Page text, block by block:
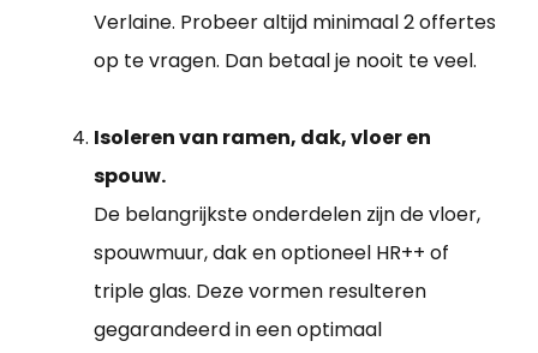
Verlaine. Probeer altijd minimaal 2 offertes
op te vragen. Dan betaal je nooit te veel.
Isoleren van ramen, dak, vloer en
spouw.
De belangrijkste onderdelen zijn de vloer,
spouwmuur, dak en optioneel HR++ of
triple glas. Deze vormen resulteren
gegarandeerd in een optimaal